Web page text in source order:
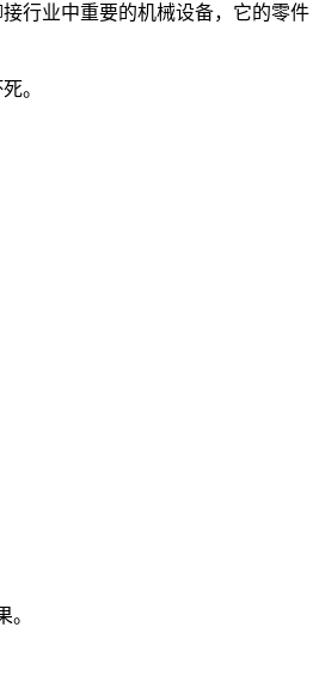
行业中重要的机械设备，它的零件
。